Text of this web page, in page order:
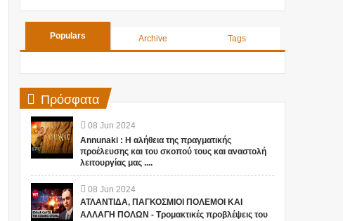
Populars Archive Tags
Πρόσφατα
08 Jun 2024
Annunaki : Η αλήθεια της πραγματικής
προέλευσης και του σκοπού τους και αναστολή
λειτουργίας μας ....
08 Jun 2024
ΑΤΛΑΝΤΙΔΑ, ΠΑΓΚΟΣΜΙΟΙ ΠΟΛΕΜΟΙ ΚΑΙ
ΑΛΛΑΓΗ ΠΟΛΩΝ - Τρομακτικές προβλέψεις του